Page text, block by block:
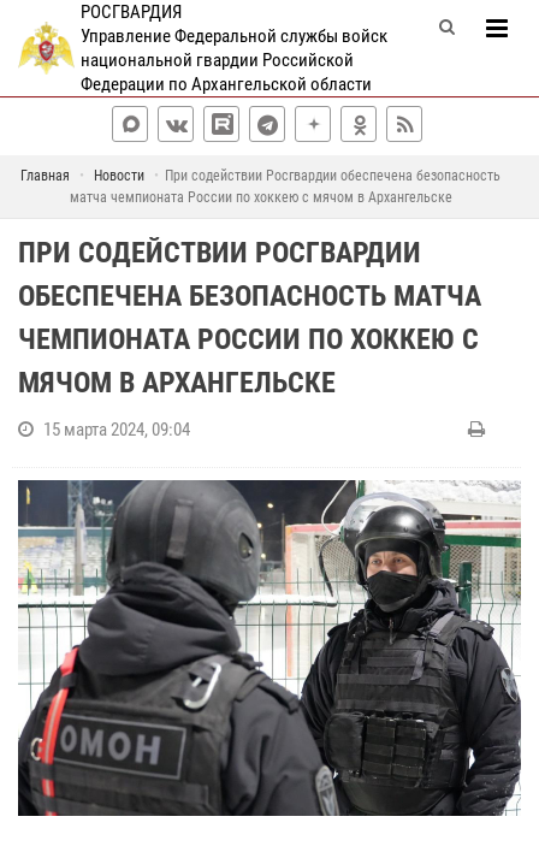
РОСГВАРДИЯ
Управление Федеральной службы войск
национальной гвардии Российской
Федерации по Архангельской области
Главная Новости
При содействии Росгвардии обеспечена безопасность
матча чемпионата России по хоккею с мячом в Архангельске
ПРИ СОДЕЙСТВИИ РОСГВАРДИИ
ОБЕСПЕЧЕНА БЕЗОПАСНОСТЬ МАТЧА
ЧЕМПИОНАТА РОССИИ ПО ХОККЕЮ С
МЯЧОМ В АРХАНГЕЛЬСКЕ
15 марта 2024, 09:04